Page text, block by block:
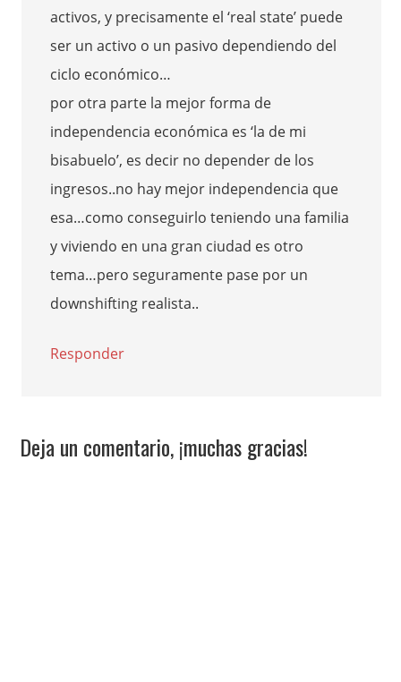
activos, y precisamente el ‘real state’ puede
ser un activo o un pasivo dependiendo del
ciclo económico…
por otra parte la mejor forma de
independencia económica es ‘la de mi
bisabuelo’, es decir no depender de los
ingresos..no hay mejor independencia que
esa…como conseguirlo teniendo una familia
y viviendo en una gran ciudad es otro
tema…pero seguramente pase por un
downshifting realista..
Responder
Deja un comentario, ¡muchas gracias!